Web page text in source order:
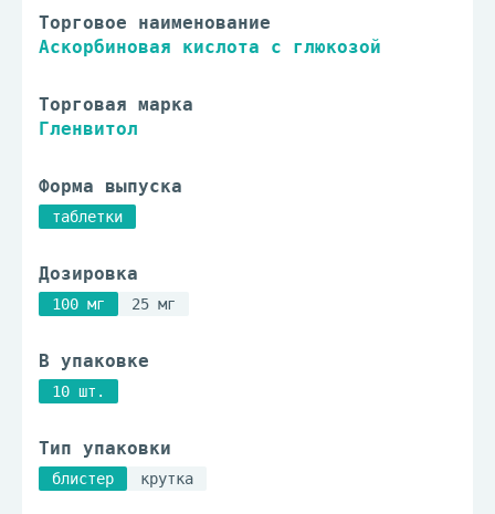
Торговое наименование
Аскорбиновая кислота с глюкозой
Торговая марка
Гленвитол
Форма выпуска
таблетки
Дозировка
100 мг 25 мг
В упаковке
10 шт.
Тип упаковки
блистер крутка